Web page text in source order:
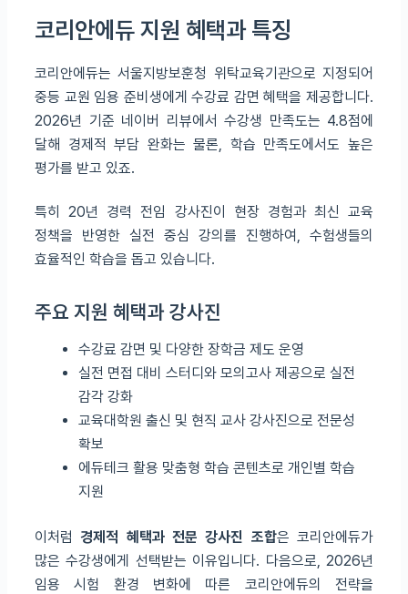
코리안에듀 지원 혜택과 특징
코리안에듀는 서울지방보훈청 위탁교육기관으로 지정되어
중등 교원 임용 준비생에게 수강료 감면 혜택을 제공합니다.
2026년 기준 네이버 리뷰에서 수강생 만족도는 4.8점에
달해 경제적 부담 완화는 물론, 학습 만족도에서도 높은
평가를 받고 있죠.
특히 20년 경력 전임 강사진이 현장 경험과 최신 교육
정책을 반영한 실전 중심 강의를 진행하여, 수험생들의
효율적인 학습을 돕고 있습니다.
주요 지원 혜택과 강사진
수강료 감면 및 다양한 장학금 제도 운영
실전 면접 대비 스터디와 모의고사 제공으로 실전
감각 강화
교육대학원 출신 및 현직 교사 강사진으로 전문성
확보
에듀테크 활용 맞춤형 학습 콘텐츠로 개인별 학습
지원
이처럼경제적 혜택과 전문 강사진 조합은 코리안에듀가
많은 수강생에게 선택받는 이유입니다. 다음으로, 2026년
임용 시험 환경 변화에 따른 코리안에듀의 전략을